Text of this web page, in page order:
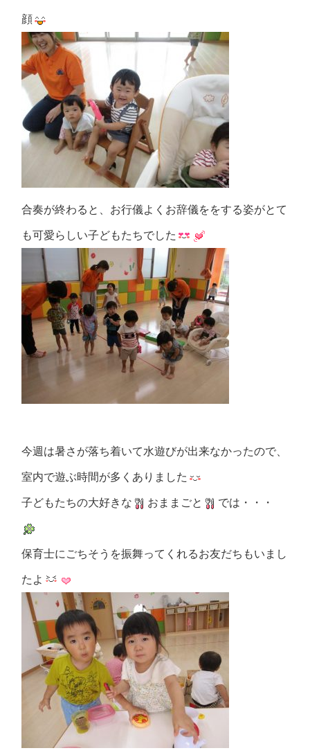
顔
合奏が終わると、お行儀よくお辞儀ををする姿がとて
も可愛らしい子どもたちでした
今週は暑さが落ち着いて水遊びが出来なかったので、
室内で遊ぶ時間が多くありました
子どもたちの大好きな おままごと では・・・
保育士にごちそうを振舞ってくれるお友だちもいまし
たよ